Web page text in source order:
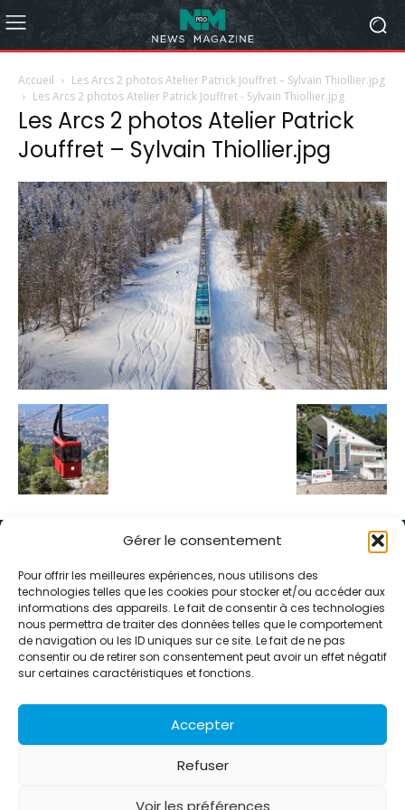
Gérer le consentement
Pour offrir les meilleures expériences, nous utilisons des
technologies telles que les cookies pour stocker et/ou accéder aux
informations des appareils. Le fait de consentir à ces technologies
nous permettra de traiter des données telles que le comportement
de navigation ou les ID uniques sur ce site. Le fait de ne pas
consentir ou de retirer son consentement peut avoir un effet négatif
sur certaines caractéristiques et fonctions.
Accepter
Refuser
Voir les préférences
Accueil
Les Arcs 2 photos Atelier Patrick Jouffret – Sylvain Thiollier.jpg
Les Arcs 2 photos Atelier Patrick Jouffret - Sylvain Thiollier.jpg
Les Arcs 2 photos Atelier Patrick
Jouffret – Sylvain Thiollier.jpg
Alternative Média est une agence de relations presse et de
relations publiques basée à Grenoble. Depuis 1995, elle conçoit et
pilote des stratégies de visibilité en France et à l’international
grâce à un réseau d’agences partenaires.